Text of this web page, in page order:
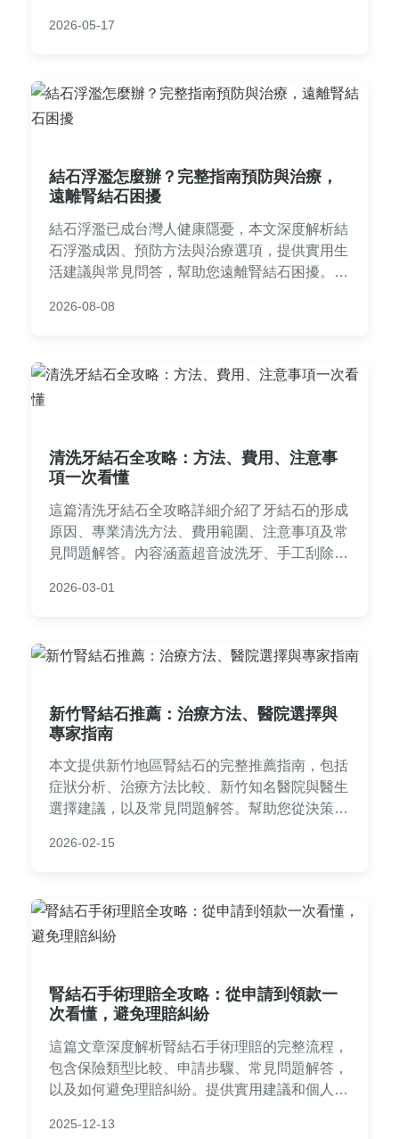
然排出結石，減少疼痛和不適。
2026-05-17
結石浮濫怎麼辦？完整指南預防與治療，
遠離腎結石困擾
結石浮濫已成台灣人健康隱憂，本文深度解析結
石浮濫成因、預防方法與治療選項，提供實用生
活建議與常見問答，幫助您遠離腎結石困擾。從
2026-08-08
清洗牙結石全攻略：方法、費用、注意事
項一次看懂
這篇清洗牙結石全攻略詳細介紹了牙結石的形成
原因、專業清洗方法、費用範圍、注意事項及常
見問題解答。內容涵蓋超音波洗牙、手工刮除等
口腔健康。無論是首次洗牙還是定期保養，都能
2026-03-01
新竹腎結石推薦：治療方法、醫院選擇與
專家指南
本文提供新竹地區腎結石的完整推薦指南，包括
症狀分析、治療方法比較、新竹知名醫院與醫生
選擇建議，以及常見問題解答。幫助您從決策到
備、醫生專長與就醫流程，讓您安心面對腎結石
2026-02-15
腎結石手術理賠全攻略：從申請到領款一
次看懂，避免理賠糾紛
這篇文章深度解析腎結石手術理賠的完整流程，
包含保險類型比較、申請步驟、常見問題解答，
以及如何避免理賠糾紛。提供實用建議和個人經
手術後的財務負擔。
2025-12-13